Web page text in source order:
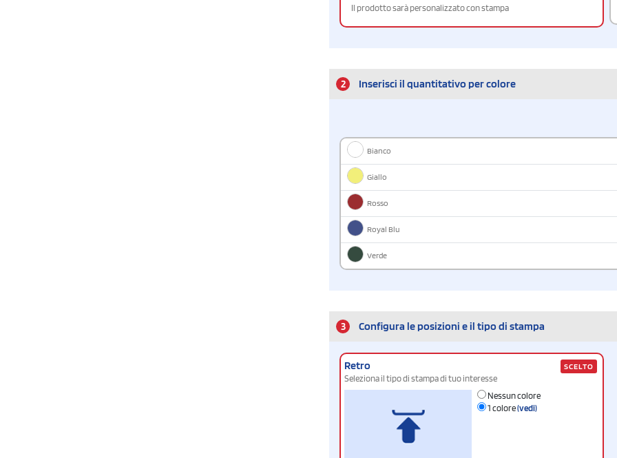
Il prodotto sarà personalizzato con stampa
2 Inserisci il quantitativo per colore
Bianco
Giallo
Rosso
Royal Blu
Verde
3 Configura le posizioni e il tipo di stampa
Retro
Seleziona il tipo di stampa di tuo interesse
Nessun colore
1 colore(vedi)
SCELTO